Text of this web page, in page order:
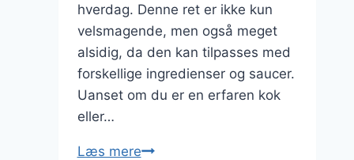
hverdag. Denne ret er ikke kun
velsmagende, men også meget
alsidig, da den kan tilpasses med
forskellige ingredienser og saucer.
Uanset om du er en erfaren kok
eller…
Læs mereTortellini